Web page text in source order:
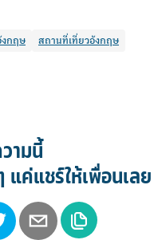
งกฤษ
สถานที่เที่ยวอังกฤษ
ามนี้
ค่แชร์ให้เพื่อนเลย